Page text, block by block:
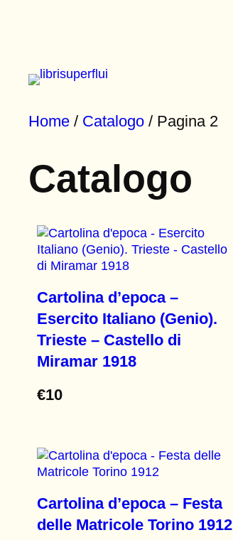
Home / Catalogo / Pagina 2
Catalogo
Cartolina d’epoca –
Esercito Italiano (Genio).
Trieste – Castello di
Miramar 1918
€10
Cartolina d’epoca – Festa
delle Matricole Torino 1912